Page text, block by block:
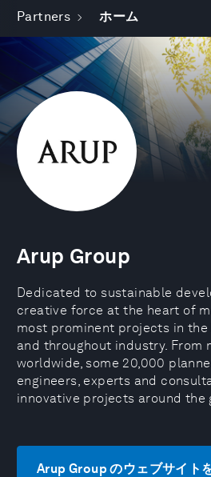
Partners ホーム
Arup Group
Dedicated to sustainable
creative force at the heart of
most prominent projects in
and throughout industry. From
worldwide, some 20,000
engineers, experts and
innovative projects around the
Arup Group のウェブサイト